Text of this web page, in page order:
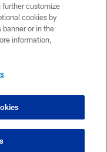
further customize
cookies by
banner or in the
information,